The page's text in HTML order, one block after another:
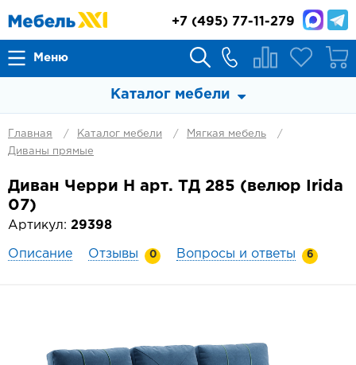
Меню
+7 (495) 77-11-279
Каталог мебели
Главная Каталог мебели
Мягкая мебель
Диваны прямые
Диван Черри Н арт. ТД 285 (велюр Irida
07)
Артикул: 29398
Описание Отзывы 0 Вопросы и ответы 6